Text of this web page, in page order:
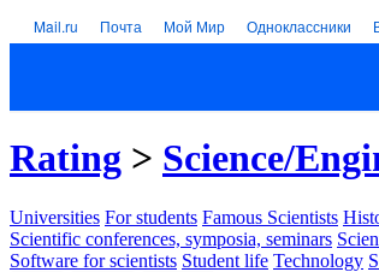
Mail.ru Почта Мой Мир Одноклассники
Rating > Science/
Universities For students Famous Scientists
Scientific conferences, symposia, seminars
Software for scientists Student life Technology